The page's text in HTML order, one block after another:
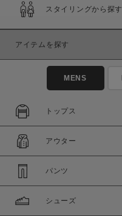
商品タイプ
通常商品
セール価格
在庫
在庫あり
スタイリングから探す
アイテムを探す
MENS
トップス
アウター
パンツ
シューズ